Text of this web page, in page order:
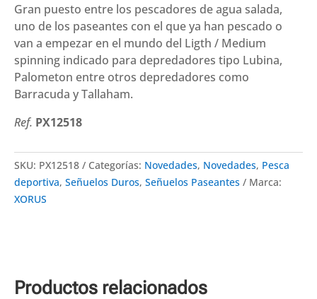
18
g)
cantidad
Gran puesto entre los pescadores de agua salada,
uno de los paseantes con el que ya han pescado o
van a empezar en el mundo del Ligth / Medium
spinning indicado para depredadores tipo Lubina,
Palometon entre otros depredadores como
Barracuda y Tallaham.
Ref. PX12518
SKU: PX12518 Categorías: Novedades, Novedades, Pesca
deportiva, Señuelos Duros, Señuelos Paseantes
Marca:
XORUS
Productos relacionados